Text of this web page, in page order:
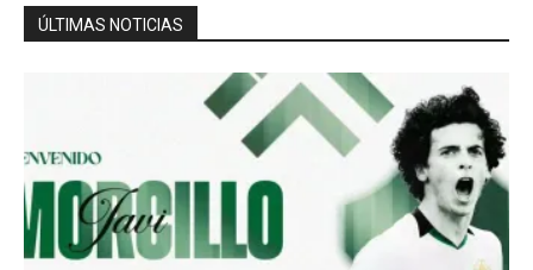
ÚLTIMAS NOTICIAS